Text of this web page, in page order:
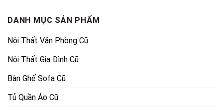
DANH MỤC SẢN PHẨM
Nội Thất Văn Phòng Cũ
Nội Thất Gia Đình Cũ
Bàn Ghế Sofa Cũ
Tủ Quần Áo Cũ